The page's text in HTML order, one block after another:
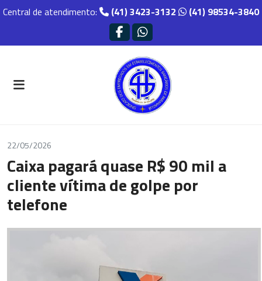
Central de atendimento: (41) 3423-3132 (41) 98534-3840
22/05/2026
Caixa pagará quase R$ 90 mil a
cliente vítima de golpe por
telefone